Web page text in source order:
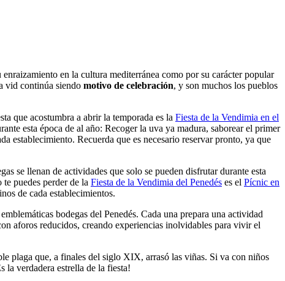
en la cultura mediterránea como por su carácter popular
vid continúa siendo motivo de celebración , y son muchos los pueblos
que acostumbra a abrir la temporada es la
Fiesta de la Vendimia en el
esta época de al año: Recoger la uva ya madura, saborear el primer
Recuerda que es necesario reservar pronto, ya que
se llenan de actividades que solo se pueden disfrutar durante esta
te puedes perder de laFiesta de la Vendimia del Penedéses elPícnic en
de cada establecimientos.
aforos reducidos, creando experiencias inolvidables para vivir el